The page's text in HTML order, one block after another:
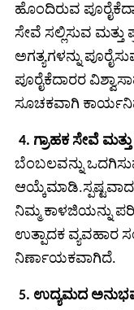
ಹೊಂದಿರುವ
ಸೇವೆ ಸಲ್ಲಿಸುವ
ಅಗತ್ಯಗಳನ್ನು
ಪೂರೈಕೆದಾರರ
ಸೂಚಕವಾಗಿ
4. ಗ್ರಾಹಕ ಸೇವೆ
ಬೆಂಬಲವನ್ನು
ನಿಮ್ಮ ಕಾಳಜಿಯನ್ನು
ಉತ್ಪಾದಕ ವ್ಯವಹಾರ
ನಿರ್ಣಾಯಕವಾಗಿದೆ.
5. ಉದ್ಯಮದ